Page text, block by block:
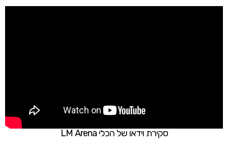
סקירת וידאו של הכלי LM Arena